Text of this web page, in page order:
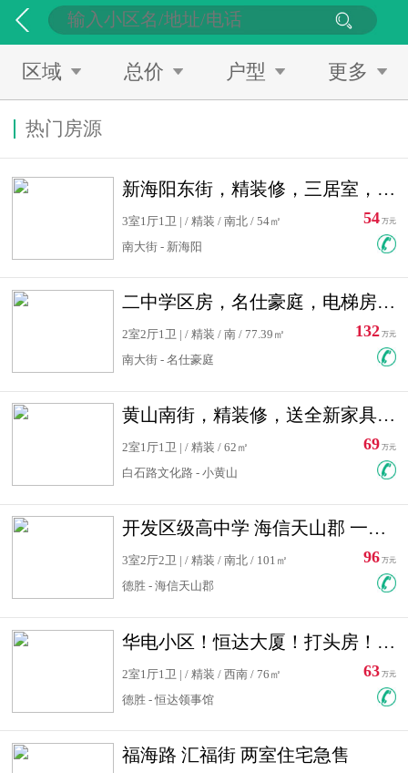
区域 总价 户型 更多
热门房源
新海阳东街，精装修，三居室，南北通透，拎包入住，单价低
3室1厅1卫 | / 精装 / 南北 / 54㎡
南大街 - 新海阳
54 万元
二中学区房，名仕豪庭，电梯房，双南卧室，单价低，急售
2室2厅1卫 | / 精装 / 南 / 77.39㎡
南大街 - 名仕豪庭
132 万元
黄山南街，精装修，送全新家具，看房有钥匙，实用面积大
2室1厅1卫 | / 精装 / 62㎡
白石路文化路 - 小黄山
69 万元
开发区级高中学 海信天山郡 一手合同没有税！ 送车位
3室2厅2卫 | / 精装 / 南北 / 101㎡
德胜 - 海信天山郡
96 万元
华电小区！恒达大厦！打头房！精装修！可低首付！随时看房！
2室1厅1卫 | / 精装 / 西南 / 76㎡
德胜 - 恒达领事馆
63 万元
福海路 汇福街 两室住宅急售